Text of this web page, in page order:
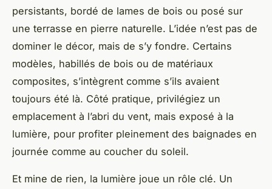
persistants, bordé de lames de bois ou posé sur
une terrasse en pierre naturelle. L’idée n’est pas de
dominer le décor, mais de s’y fondre. Certains
modèles, habillés de bois ou de matériaux
composites, s’intègrent comme s’ils avaient
toujours été là. Côté pratique, privilégiez un
emplacement à l’abri du vent, mais exposé à la
lumière, pour profiter pleinement des baignades en
journée comme au coucher du soleil.
Et mine de rien, la lumière joue un rôle clé. Un